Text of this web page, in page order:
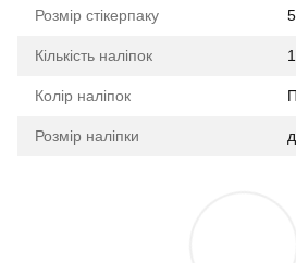
Розмір стікерпаку
Кількість наліпок
Колір наліпок
Розмір наліпки